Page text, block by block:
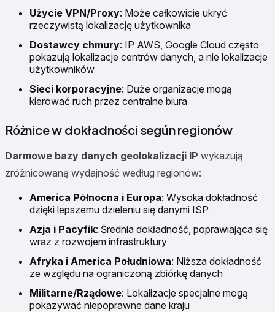
Użycie VPN/Proxy: Może całkowicie ukryć
rzeczywistą lokalizację użytkownika
Dostawcy chmury: IP AWS, Google Cloud często
pokazują lokalizacje centrów danych, a nie lokalizacje
użytkowników
Sieci korporacyjne: Duże organizacje mogą
kierować ruch przez centralne biura
Różnice w dokładności según regionów
Darmowe bazy danych geolokalizacji IP wykazują
zróżnicowaną wydajność według regionów:
America Północna i Europa: Wysoka dokładność
dzięki lepszemu dzieleniu się danymi ISP
Azja i Pacyfik: Średnia dokładność, poprawiająca się
wraz z rozwojem infrastruktury
Afryka i America Południowa: Niższa dokładność
ze względu na ograniczoną zbiórkę danych
Militarne/Rządowe: Lokalizacje specjalne mogą
pokazywać niepoprawne dane kraju